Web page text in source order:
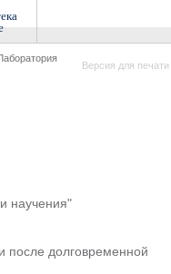
Версия для печати
научения"
после долговременной